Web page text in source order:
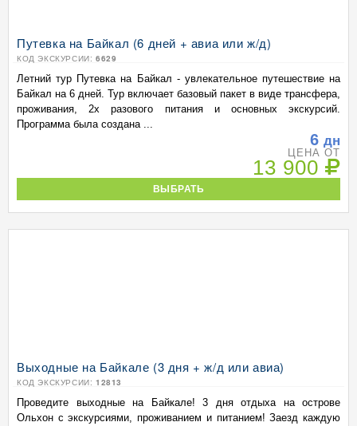
Путевка на Байкал (6 дней + авиа или ж/д)
КОД ЭКСКУРСИИ: 6629
Летний тур Путевка на Байкал - увлекательное путешествие на
Байкал на 6 дней. Тур включает базовый пакет в виде трансфера,
проживания, 2х разового питания и основных экскурсий.
Программа была создана ...
6 дн
ЦЕНА ОТ
13 900
ВЫБРАТЬ
Выходные на Байкале (3 дня + ж/д или авиа)
КОД ЭКСКУРСИИ: 12813
Проведите выходные на Байкале! 3 дня отдыха на острове
Ольхон с экскурсиями, проживанием и питанием! Заезд каждую